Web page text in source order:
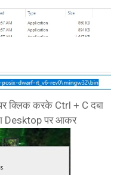
क्लिक करके Ctrl + C दबा
Desktop पर आकर